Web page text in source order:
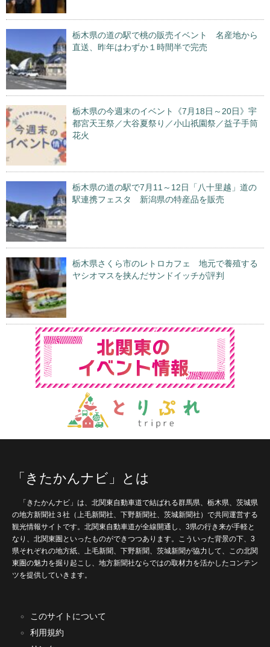
栃木県の道の駅で桃の販売イベント 名産地から
直送、昨年はわずか１時間半で完売
栃木県の今週末のイベント《7月18日～20日》宇
都宮天王祭／大谷夏祭り／小山祇園祭／益子手筒
花火
栃木県の道の駅で7月11～12日「八十里越」道の
駅連携フェスタ 新潟県の特産品を販売
栃木県さくら市のレトロカフェ 地元で養殖する
ヤシオマスを挟んだサンドイッチが評判
「きたかんナビ」とは
「きたかんナビ」は、北関東自動車道で結ばれる群馬県、栃木県、茨城県
の地方新聞社３社（上毛新聞社、下野新聞社、茨城新聞社）で共同運営する
観光情報サイトです。北関東自動車道が全線開通し、3県の行き来が手軽と
なり、北関東圏といったものができつつあります。こういった背景の下、3
県それぞれの地方紙、上毛新聞、下野新聞、茨城新聞が協力して、この北関
東圏の魅力を掘り起こし、地方新聞社ならではの取材力を活かしたコンテン
ツを提供していきます。
このサイトについて
利用規約